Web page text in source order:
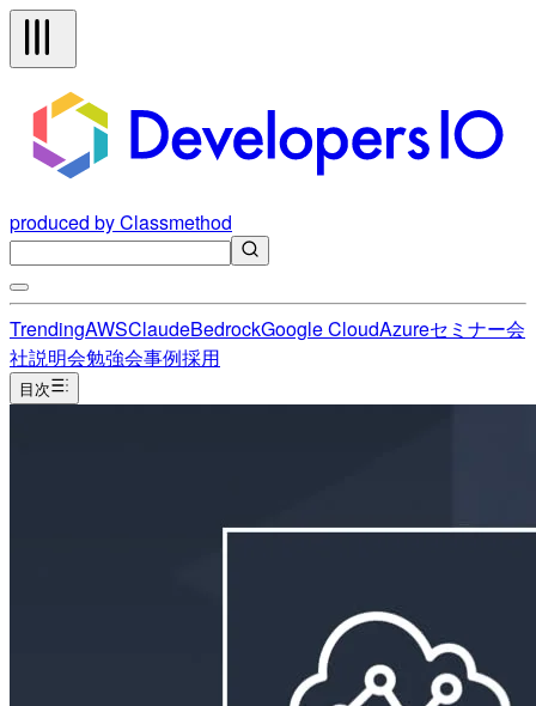
produced by Classmethod
TrendingAWSClaudeBedrockGoogle CloudAzureセミナー会
社説明会勉強会事例採用
目次